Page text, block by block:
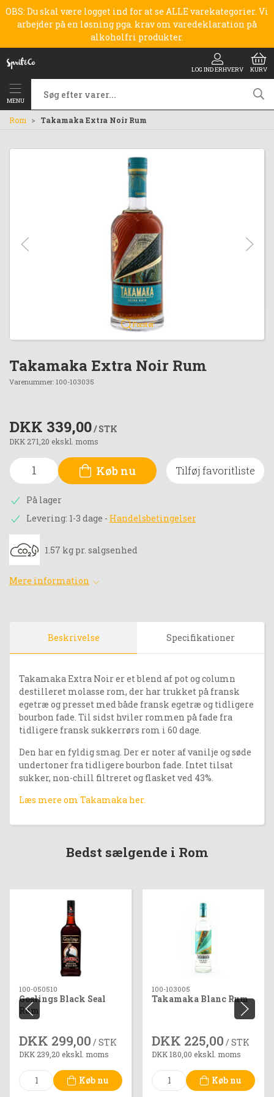
OBS: Du skal være logget ind for at se ALLE varekategorier. Vi
arbejder på en løsning pga. krav om varedeklaration på
alkoholfri produkter.
LOG IND ERHVERV KURV
MENU
Rom Takamaka Extra Noir Rum
Forstør
Takamaka Extra Noir Rum
Varenummer: 100-103035
DKK 339,00/ STK
DKK 271,20 ekskl. moms
Køb nu Tilføj favoritliste
På lager
Levering: 1-3 dage - Handelsbetingelser
1.57 kg pr. salgsenhed
Mere information
Beskrivelse Specifikationer
Takamaka Extra Noir er et blend af pot og column
destilleret molasse rom, der har trukket på fransk
egetræ og presset med både fransk egetræ og tidligere
bourbon fade. Til sidst hviler rommen på fade fra
tidligere fransk sukkerrørs rom i 60 dage.
Den har en fyldig smag. Der er noter af vanilje og søde
undertoner fra tidligere bourbon fade. Intet tilsat
sukker, non-chill filtreret og flasket ved 43%.
Læs mere om Takamaka her.
Bedst sælgende i Rom
100-050510
Goslings Black Seal
Rum
DKK 299,00 / STK
DKK 239,20 ekskl. moms
Køb nu
100-103005
Takamaka Blanc Rum
DKK 225,00 / STK
DKK 180,00 ekskl. moms
Køb nu